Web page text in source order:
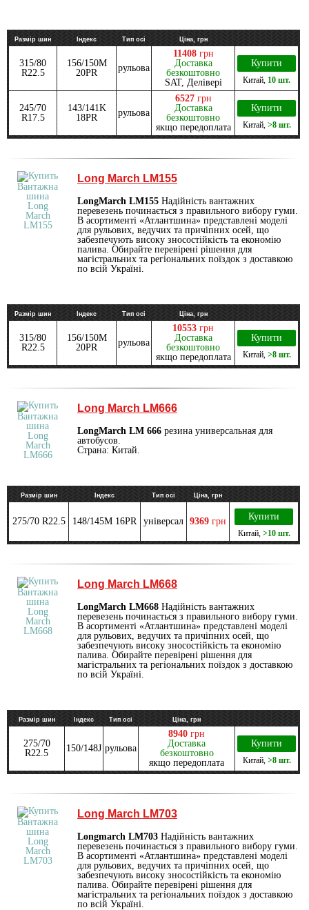
Размір шин Індекс Тип осі Ціна, грн
315/80
R22.5
156/150M
20PR
рульова
11408 грн
Доставка
безкоштовно
SAT, Делівері
Купити
Китай 10 шт.
245/70
R17.5
143/141K
18PR
рульова
6527 грн
Доставка
безкоштовно
якщо передоплата
Купити
Китай, >8 шт.
Long March LM155
LongMarch LM155 Надійність вантажних
перевезень починається з правильного вибору гуми.
В асортименті «Атлантшина» представлені моделі
для рульових, ведучих та причіпних осей, що
забезпечують високу зносостійкість та економію
палива. Обирайте перевірені рішення для
магістральних та регіональних поїздок з доставкою
по всій Україні.
Размір шин Індекс Тип осі Ціна, грн
315/80
R22.5
156/150M
20PR
рульова
10553 грн
Доставка
безкоштовно
якщо передоплата
Купити
Китай, >8 шт.
Long March LM666
LongMarch LM 666 резина универсальная для
автобусов.
Страна: Китай.
Размір шин Індекс Тип осі Ціна, грн
275/70 R22.5 148/145M 16PR універсал 9369 грн Купити
Китай, >10 шт.
Long March LM668
LongMarch LM668 Надійність вантажних
перевезень починається з правильного вибору гуми.
В асортименті «Атлантшина» представлені моделі
для рульових, ведучих та причіпних осей, що
забезпечують високу зносостійкість та економію
палива. Обирайте перевірені рішення для
магістральних та регіональних поїздок з доставкою
по всій Україні.
Размір шин Індекс Тип осі Ціна, грн
275/70
R22.5
150/148J рульова
8940 грн
Доставка
безкоштовно
якщо передоплата
Купити
Китай, >8 шт.
Long March LM703
Longmarch LM703 Надійність вантажних
перевезень починається з правильного вибору гуми.
В асортименті «Атлантшина» представлені моделі
для рульових, ведучих та причіпних осей, що
забезпечують високу зносостійкість та економію
палива. Обирайте перевірені рішення для
магістральних та регіональних поїздок з доставкою
по всій Україні.